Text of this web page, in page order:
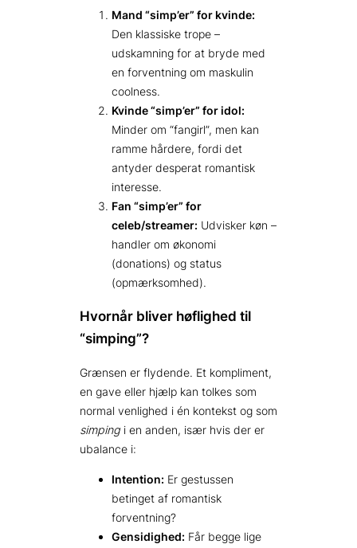
Mand “simp’er” for kvinde:
Den klassiske trope –
udskamning for at bryde med
en forventning om maskulin
coolness.
Kvinde “simp’er” for idol:
Minder om “fangirl”, men kan
ramme hårdere, fordi det
antyder desperat romantisk
interesse.
Fan “simp’er” for
celeb/streamer: Udvisker køn –
handler om økonomi
(donations) og status
(opmærksomhed).
Hvornår bliver høflighed til
“simping”?
Grænsen er flydende. Et kompliment,
en gave eller hjælp kan tolkes som
normal venlighed i én kontekst og som
simpingi en anden, især hvis der er
ubalance i:
Intention: Er gestussen
betinget af romantisk
forventning?
Gensidighed: Får begge lige